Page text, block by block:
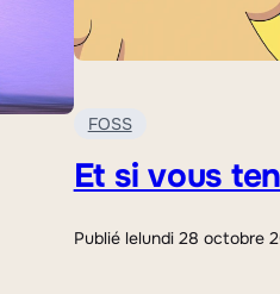
FOSS
Et si vous
Publié lelundi 28 octobre